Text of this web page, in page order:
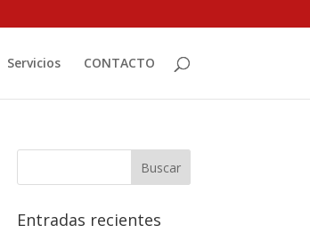
Servicios CONTACTO
Entradas recientes